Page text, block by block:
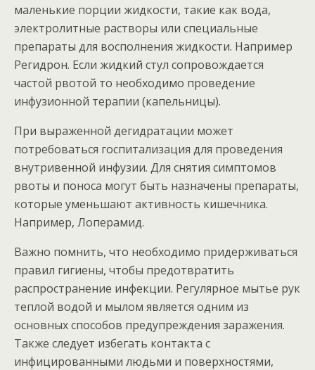
маленькие порции жидкости, такие как вода,
электролитные растворы или специальные
препараты для восполнения жидкости. Например
Регидрон. Если жидкий стул сопровождается
частой рвотой то необходимо проведение
инфузионной терапии (капельницы).
При выраженной дегидратации может
потребоваться госпитализация для проведения
внутривенной инфузии. Для снятия симптомов
рвоты и поноса могут быть назначены препараты,
которые уменьшают активность кишечника.
Например, Лоперамид.
Важно помнить, что необходимо придерживаться
правил гигиены, чтобы предотвратить
распространение инфекции. Регулярное мытье рук
теплой водой и мылом является одним из
основных способов предупреждения заражения.
Также следует избегать контакта с
инфицированными людьми и поверхностями,